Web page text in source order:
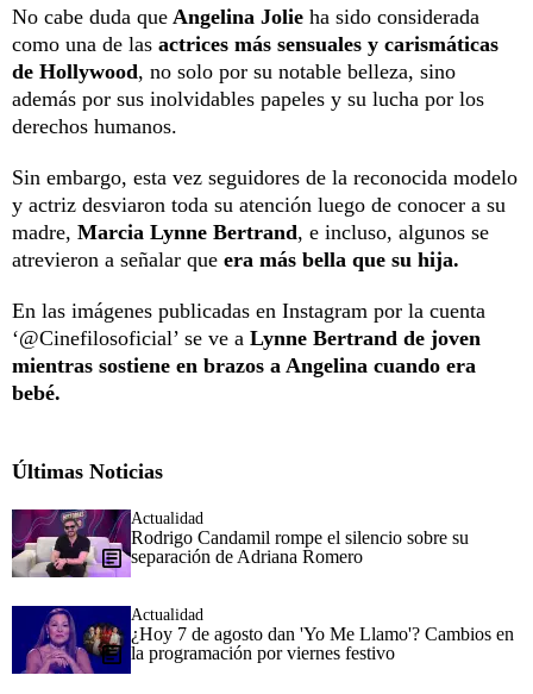
No cabe duda que Angelina Jolie ha sido considerada
como una de las actrices más sensuales y carismáticas
de Hollywood, no solo por su notable belleza, sino
además por sus inolvidables papeles y su lucha por los
derechos humanos.
Sin embargo, esta vez seguidores de la reconocida modelo
y actriz desviaron toda su atención luego de conocer a su
madre, Marcia Lynne Bertrand, e incluso, algunos se
atrevieron a señalar que era más bella que su hija.
En las imágenes publicadas en Instagram por la cuenta
‘@Cinefilosoficial’ se ve a Lynne Bertrand de joven
mientras sostiene en brazos a Angelina cuando era
bebé.
Últimas Noticias
Actualidad
Rodrigo Candamil rompe el silencio sobre su
separación de Adriana Romero
Actualidad
¿Hoy 7 de agosto dan 'Yo Me Llamo'? Cambios en
la programación por viernes festivo